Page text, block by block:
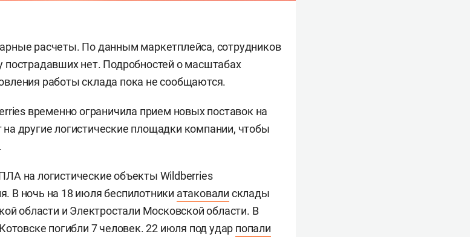
расчеты. По данным маркетплейса, сотрудников
пострадавших нет. Подробностей о масштабах
работы склада пока не сообщаются.
временно ограничила прием новых поставок на
другие логистические площадки компании, чтобы
на логистические объекты Wildberries
В ночь на 18 июля беспилотники атаковали склады
области и Электростали Московской области. В
погибли 7 человек. 22 июля под удар попали